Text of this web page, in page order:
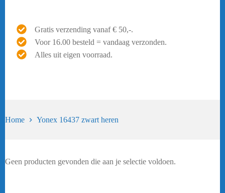
Gratis verzending vanaf € 50,-.
Voor 16.00 besteld = vandaag verzonden.
Alles uit eigen voorraad.
Home Yonex 16437 zwart heren
Geen producten gevonden die aan je selectie voldoen.